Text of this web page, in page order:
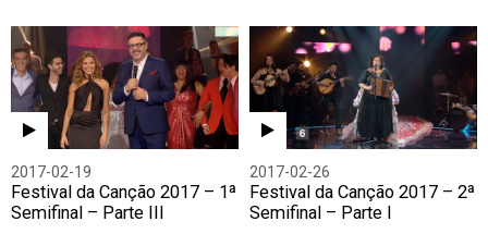
2017-02-19
Festival da Canção 2017 – 1ª
Semifinal – Parte III
2017-02-26
Festival da Canção 2017 – 2ª
Semifinal – Parte I